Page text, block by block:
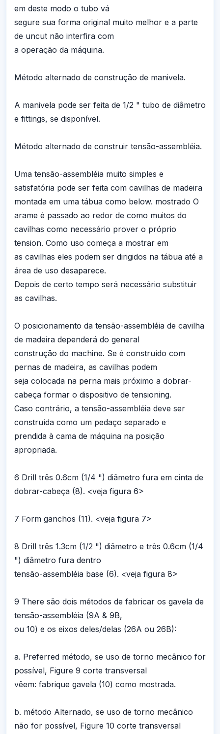
em deste modo o tubo vá
segure sua forma original muito melhor e a parte
de uncut não interfira com
a operação da máquina.
Método alternado de construção de manivela.
A manivela pode ser feita de 1/2 " tubo de diâmetro
e fittings, se disponível.
Método alternado de construir tensão-assembléia.
Uma tensão-assembléia muito simples e
satisfatória pode ser feita com cavilhas de madeira
montada em uma tábua como below. mostrado O
arame é passado ao redor de como muitos do
cavilhas como necessário prover o próprio
tension. Como uso começa a mostrar em
as cavilhas eles podem ser dirigidos na tábua até a
área de uso desaparece.
Depois de certo tempo será necessário substituir
as cavilhas.
O posicionamento da tensão-assembléia de cavilha
de madeira dependerá do general
construção do machine. Se é construído com
pernas de madeira, as cavilhas podem
seja colocada na perna mais próximo a dobrar-
cabeça formar o dispositivo de tensioning.
Caso contrário, a tensão-assembléia deve ser
construída como um pedaço separado e
prendida à cama de máquina na posição
apropriada.
6 Drill três 0.6cm (1/4 ") diâmetro fura em cinta de
dobrar-cabeça (8). <veja figura 6>
7 Form ganchos (11). <veja figura 7>
8 Drill três 1.3cm (1/2 ") diâmetro e três 0.6cm (1/4
") diâmetro fura dentro
tensão-assembléia base (6). <veja figura 8>
9 There são dois métodos de fabricar os gavela de
tensão-assembléia (9A & 9B,
ou 10) e os eixos deles/delas (26A ou 26B):
a. Preferred método, se uso de torno mecânico for
possível, Figure 9 corte transversal
vêem: fabrique gavela (10) como mostrada.
b. método Alternado, se uso de torno mecânico
não for possível, Figure 10 corte transversal